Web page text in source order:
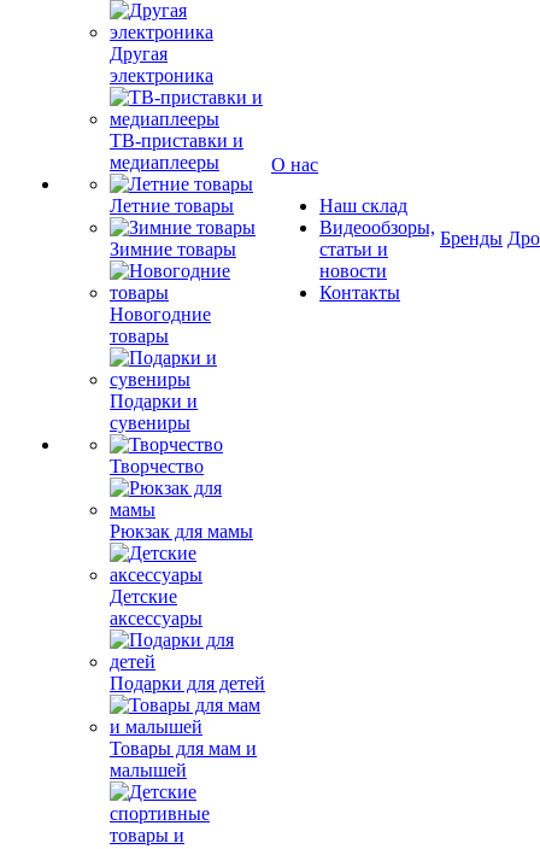
Другая
электроника
ТВ-приставки и
медиаплееры
Летние товары
Зимние товары
Новогодние
товары
Подарки и
сувениры
Творчество
Рюкзак для мамы
Детские
аксессуары
Подарки для детей
Товары для мам и
малышей
О нас
Наш склад
Видеообзоры,
статьи и
новости
Контакты
Бренды